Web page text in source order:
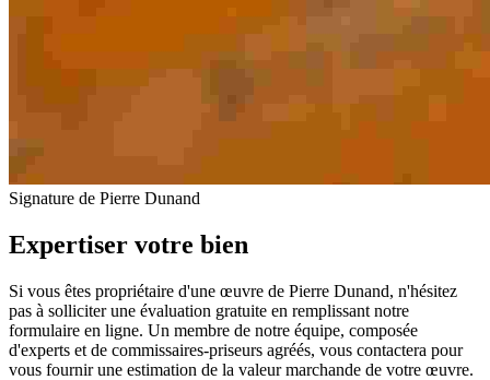
Signature de Pierre Dunand
Expertiser votre bien
Si vous êtes propriétaire d'une œuvre de Pierre Dunand, n'hésitez
pas à solliciter une évaluation gratuite en remplissant notre
formulaire en ligne. Un membre de notre équipe, composée
d'experts et de commissaires-priseurs agréés, vous contactera pour
vous fournir une estimation de la valeur marchande de votre œuvre.